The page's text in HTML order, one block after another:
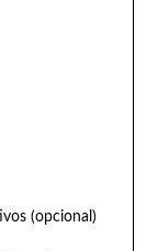
(opcional)